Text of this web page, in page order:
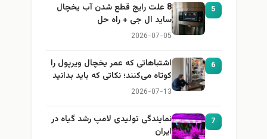
5
8 علت رایج قطع شدن آب یخچال
ساید ال جی + راه حل
2026-07-05
6
اشتباهاتی که عمر یخچال ویرپول را
کوتاه می‌کنند؛ نکاتی که باید بدانید
2026-07-13
7
نمایندگی تولیدی لامپ رشد گیاه در
ایران